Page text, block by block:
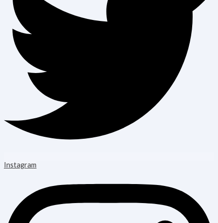
Instagram